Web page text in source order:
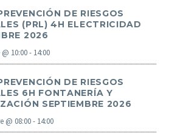
DE RIESGOS
(PRL) 4H ELECTRICIDAD
2026
10:00- 14:00
DE RIESGOS
6H FONTANERÍA Y
SEPTIEMBRE 2026
@ 08:00- 14:00